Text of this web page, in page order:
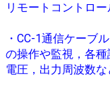
リモートコントロ
・CC-1通信ケーブ
の操作や監視，各
電圧，出力周波数な